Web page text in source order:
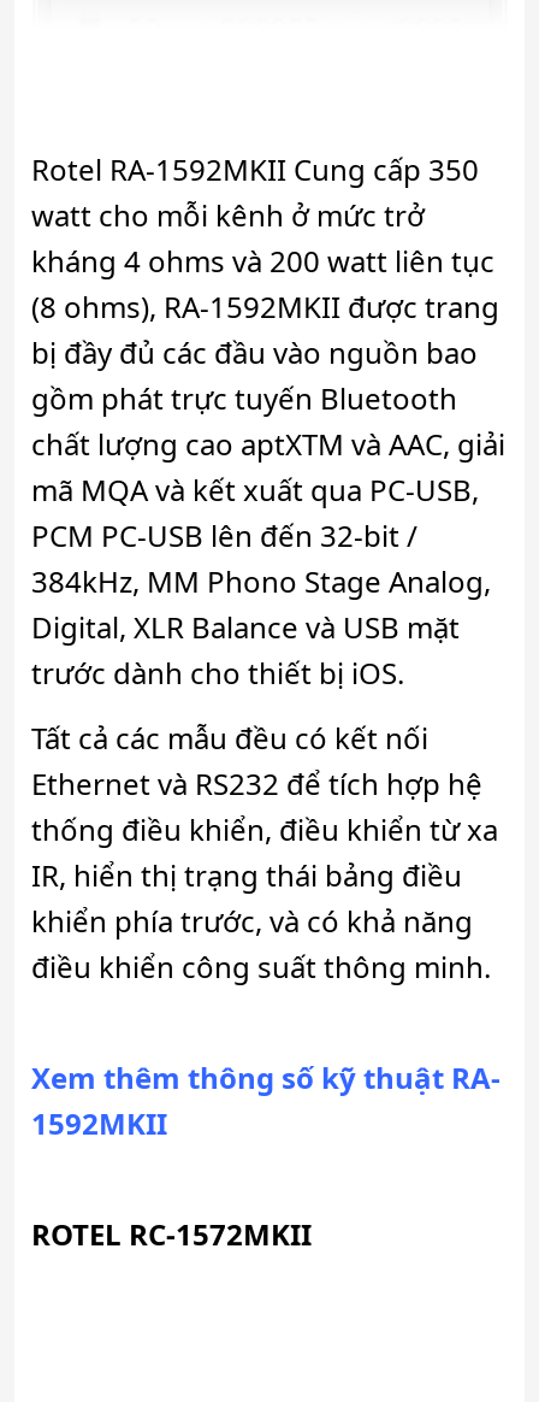
Rotel RA-1592MKII Cung cấp 350
watt cho mỗi kênh ở mức trở
kháng 4 ohms và 200 watt liên tục
(8 ohms), RA-1592MKII được trang
bị đầy đủ các đầu vào nguồn bao
gồm phát trực tuyến Bluetooth
chất lượng cao aptXTM và AAC, giải
mã MQA và kết xuất qua PC-USB,
PCM PC-USB lên đến 32-bit /
384kHz, MM Phono Stage Analog,
Digital, XLR Balance và USB mặt
trước dành cho thiết bị iOS.
Tất cả các mẫu đều có kết nối
Ethernet và RS232 để tích hợp hệ
thống điều khiển, điều khiển từ xa
IR, hiển thị trạng thái bảng điều
khiển phía trước, và có khả năng
điều khiển công suất thông minh.
Xem thêm thông số kỹ thuật RA-
1592MKII
ROTEL RC-1572MKII